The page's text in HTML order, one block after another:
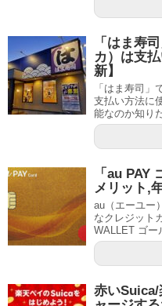
「はま寿
カ）は支
新】
「はま寿司」
支払い方法に
能なのか知り
「au PAY
メリット,
au（エーユー
なクレジット
WALLET ゴー
赤いSuica/